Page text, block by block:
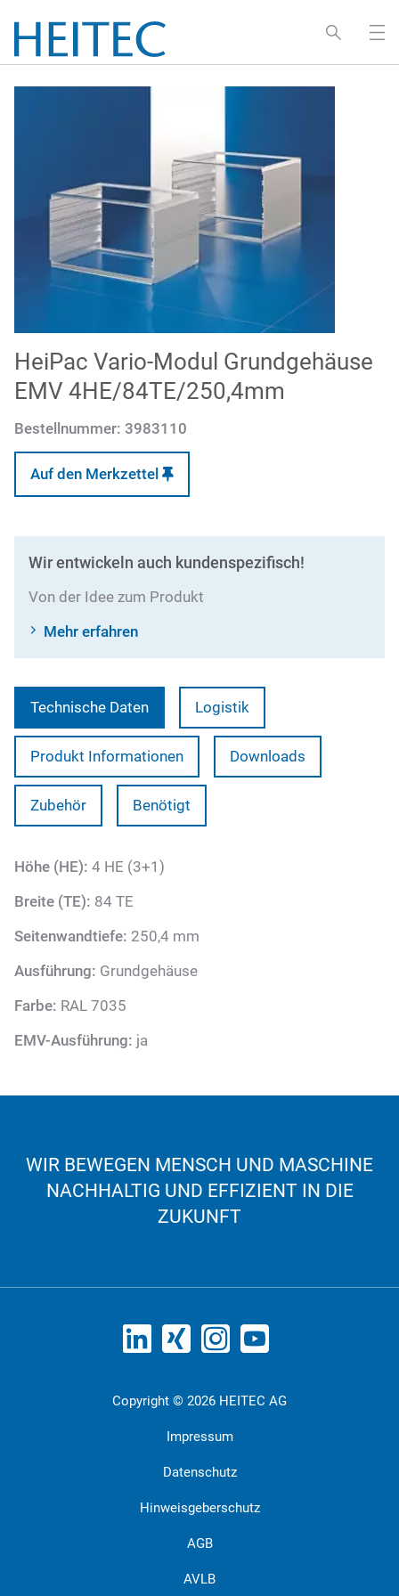
HeiPac Vario-Modul Grundgehäuse
EMV 4HE/84TE/250,4mm
Bestellnummer: 3983110
Auf den Merkzettel
Wir entwickeln auch kundenspezifisch!
Von der Idee zum Produkt
Mehr erfahren
Technische Daten Logistik
Produkt Informationen Downloads
Zubehör Benötigt
Höhe (HE): 4 HE (3+1)
Breite (TE): 84 TE
Seitenwandtiefe: 250,4 mm
Ausführung: Grundgehäuse
Farbe: RAL 7035
EMV-Ausführung: ja
WIR BEWEGEN MENSCH UND MASCHINE
NACHHALTIG UND EFFIZIENT IN DIE
ZUKUNFT
Copyright © 2026 HEITEC AG
Impressum
Datenschutz
Hinweisgeberschutz
AGB
AVLB